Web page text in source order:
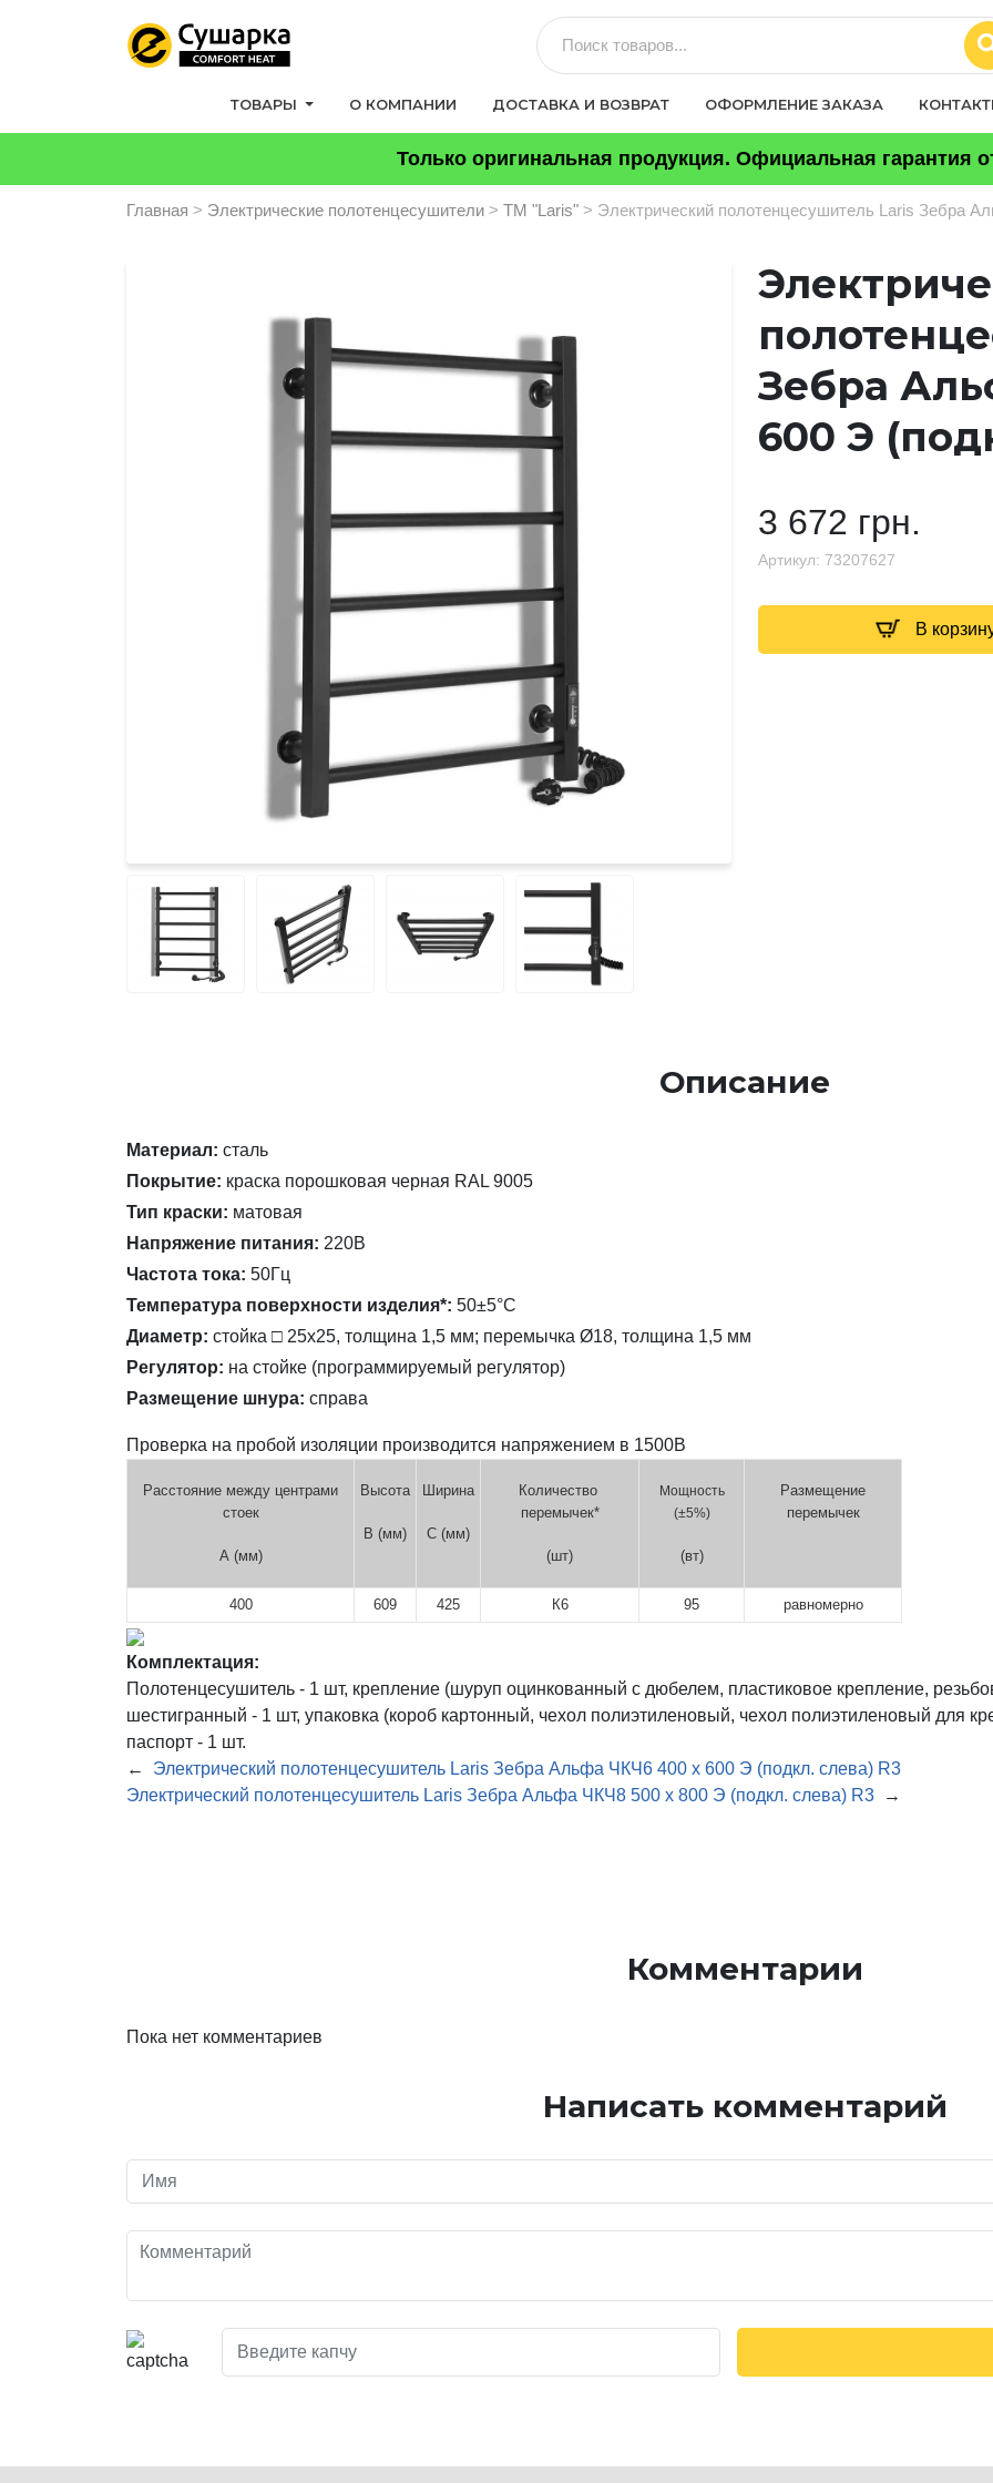
ТОВАРЫ О КОМПАНИИ ДОСТАВКА И ВОЗВРАТ ОФОРМЛЕНИЕ ЗАКАЗА
Только оригинальная продукция. Официальная гарантия
Главная > Электрические полотенцесушители > ТМ "Laris" > Электрический полотенцесушитель Laris Зебра
Зебра
600 Э
3 672 грн.
Артикул: 73207627
В
Описание
Материал: сталь
Покрытие: краска порошковая черная RAL 9005
Тип краски: матовая
Напряжение питания: 220В
Частота тока: 50Гц
Температура поверхности изделия*: 50±5°C
Диаметр: стойка □ 25х25, толщина 1,5 мм; перемычка Ø18, толщина 1,5 мм
Регулятор: на стойке (программируемый регулятор)
Размещение шнура: справа
Проверка на пробой изоляции производится напряжением в 1500В
Расстояние между центрами
стоек
А (мм)
Высота
В (мм)
Ширина
С (мм)
Количество
перемычек*
(шт)
Мощность
(±5%)
(вт)
Размещение
перемычек
400 609 425 К6 95 равномерно
Комплектация:
Полотенцесушитель - 1 шт, крепление (шуруп оцинкованный с дюбелем, пластиковое крепление,
шестигранный - 1 шт, упаковка (короб картонный, чехол полиэтиленовый, чехол полиэтиленовый для
паспорт - 1 шт.
← Электрический полотенцесушитель Laris Зебра Альфа ЧКЧ6 400 х 600 Э (подкл. слева) R3
Электрический полотенцесушитель Laris Зебра Альфа ЧКЧ8 500 х 800 Э (подкл. слева) R3
→
Комментарии
Пока нет комментариев
Написать комментарий